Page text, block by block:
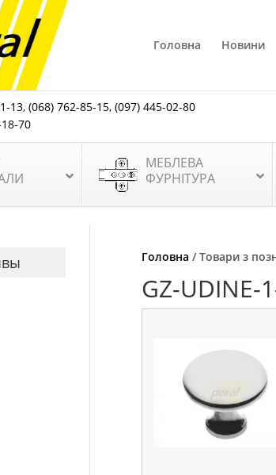
Головна Новини
13,(068) 762-85-15,(097) 445-02-80
70
МЕБЛЕВА
ФУРНІТУРА
Головна / Товари з
GZ-UDINE-